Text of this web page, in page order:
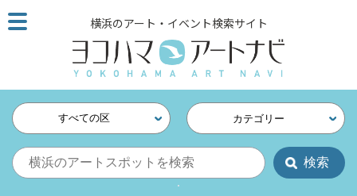
こ
の
ジ
そ
ま
横浜のアート・イベント検索サイト
すべての区 カテゴリー